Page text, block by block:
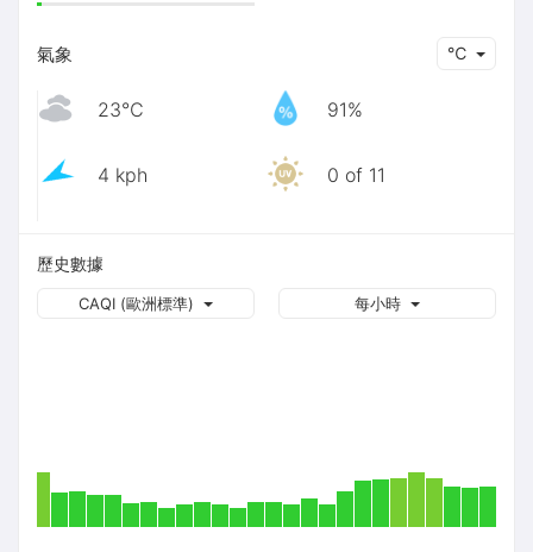
氣象 ℃
23℃ 91%
4 kph 0 of 11
歷史數據
每小時
CAQI (歐洲標準)